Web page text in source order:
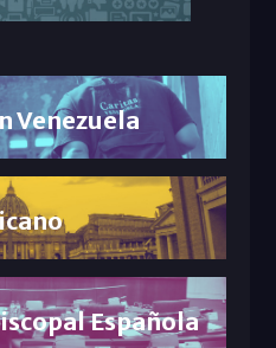
Venezuela
Española